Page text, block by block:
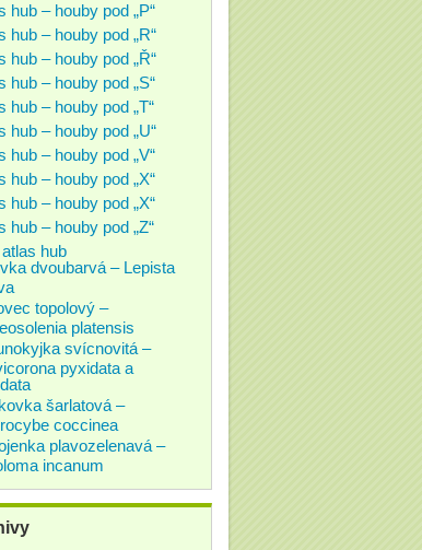
hub – houby pod „P“
hub – houby pod „R“
hub – houby pod „Ř“
hub – houby pod „S“
hub – houby pod „T“
hub – houby pod „U“
hub – houby pod „V“
hub – houby pod „X“
hub – houby pod „X“
hub – houby pod „Z“
hub
dvoubarvá – Lepista
topolový –
platensis
svícnovitá –
pyxidata a
šarlatová –
coccinea
plavozelenavá –
incanum